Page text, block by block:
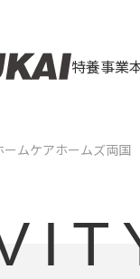
特養事業
ムケアホームズ両国